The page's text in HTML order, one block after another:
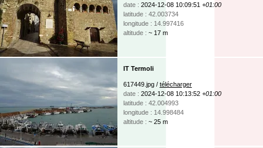
date : 2024-12-08 10:09:51 +01:00
latitude : 42.003734
longitude : 14.997416
altitude : ~ 17 m
IT Termoli
617449.jpg / télécharger
date : 2024-12-08 10:13:52 +01:00
latitude : 42.004993
longitude : 14.998484
altitude : ~ 25 m